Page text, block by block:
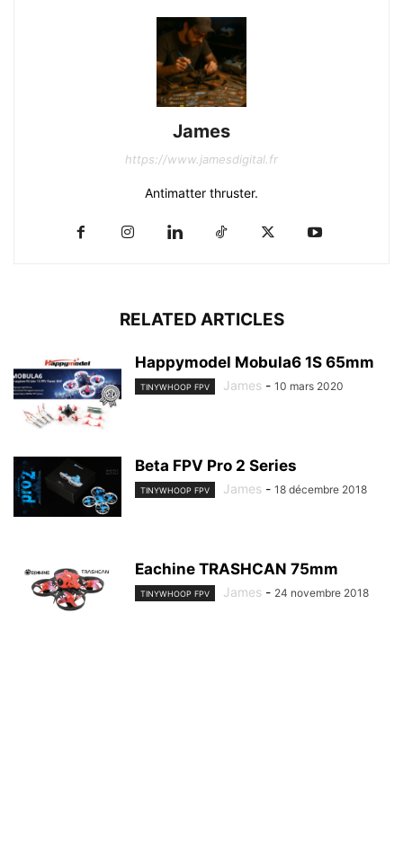
James
https://www.jamesdigital.fr
Antimatter thruster.
RELATED ARTICLES
Happymodel Mobula6 1S 65mm
TINYWHOOP FPV James - 10 mars 2020
Beta FPV Pro 2 Series
TINYWHOOP FPV James - 18 décembre 2018
Eachine TRASHCAN 75mm
TINYWHOOP FPV James - 24 novembre 2018